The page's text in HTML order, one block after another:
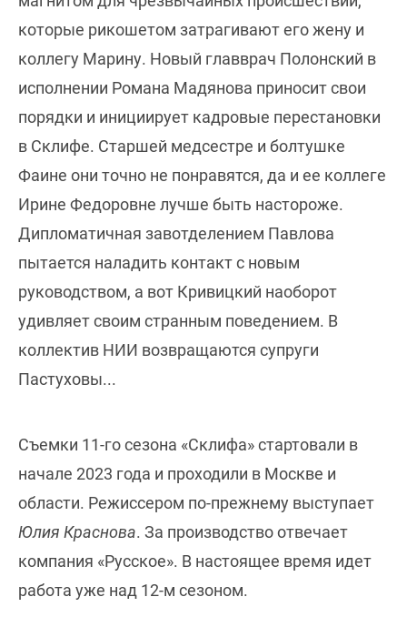
которые рикошетом затрагивают его жену и
коллегу Марину. Новый главврач Полонский в
исполнении Романа Мадянова приносит свои
порядки и инициирует кадровые перестановки
в Склифе. Старшей медсестре и болтушке
Фаине они точно не понравятся, да и ее коллеге
Ирине Федоровне лучше быть настороже.
Дипломатичная завотделением Павлова
пытается наладить контакт с новым
руководством, а вот Кривицкий наоборот
удивляет своим странным поведением. В
коллектив НИИ возвращаются супруги
Пастуховы...
Съемки 11-го сезона «Склифа» стартовали в
начале 2023 года и проходили в Москве и
области. Режиссером по-прежнему выступает
Юлия Краснова. За производство отвечает
компания «Русское». В настоящее время идет
работа уже над 12-м сезоном.